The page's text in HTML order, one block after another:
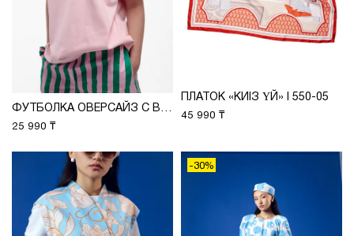
ФУТБОЛКА ОВЕРСАЙЗ С ВЫШИВКОЙ, М 2626
25 990 ₸
ПЛАТОК «КИІЗ ҮЙ» I 550-05
45 990 ₸
-30%